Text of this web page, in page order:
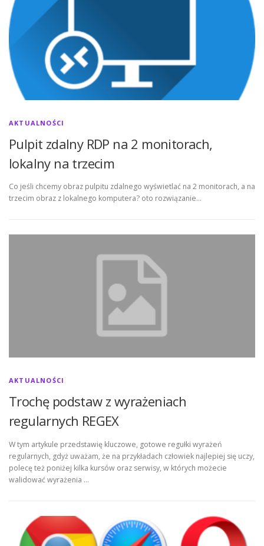
AKTUALNOŚCI
Pulpit zdalny RDP na 2 monitorach,
lokalny na trzecim
Co jeśli chcemy obraz pulpitu zdalnego wyświetlać na 2 monitorach, a na
trzecim obraz z lokalnego komputera? oto rozwiązanie…
AKTUALNOŚCI
Trochę podstaw z wyrażeniach
regularnych REGEX
W tym artykule przedstawię kluczowe, gotowe regułki wyrażeń
regularnych, gdyż uważam, że na przykładach człowiek najlepiej się uczy,
polecę też poniżej kilka kursów oraz serwisy, w których możecie
walidować wyrażenia …